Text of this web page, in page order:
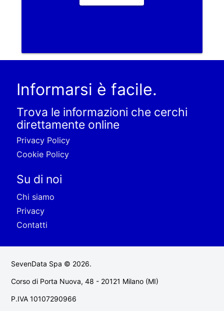
Informarsi è facile.
Trova le informazioni che cerchi
direttamente online
Privacy Policy
Cookie Policy
Su di noi
Chi siamo
Privacy
Contatti
SevenData Spa © 2026.
Corso di Porta Nuova, 48 - 20121 Milano (MI)
P.IVA 10107290966